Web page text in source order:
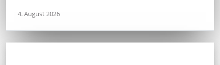
4. August 2026